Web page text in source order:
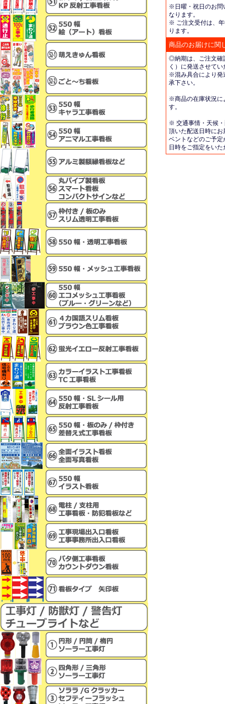
※日曜・祝日のお問
なります。
※ ご注文受付は、
ります。
商品のお届けに関
◎納期は、ご注文確
く）に発送させて
※混み具合により発
承下さい。
※商品の在庫状況に
す。
※ 交通事情・天候
頂いた配送日時に
ベントなどのご予
日時をご指定をい